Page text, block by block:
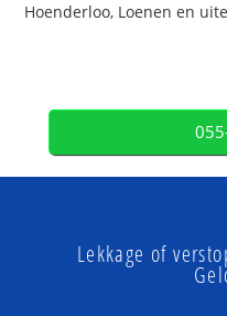
Hoenderloo, Loenen en
Lekkage of